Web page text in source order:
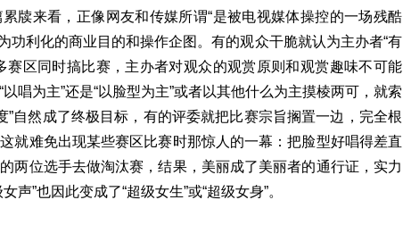
牍来看，正像网友和传媒所谓“是被电视媒体操控的一场残酷
功利化的商业目的和操作企图。有的观众干脆就认为主办者“有
赛区同时搞比赛，主办者对观众的观赏原则和观赏趣味不可能
唱为主”还是“以脸型为主”或者以其他什么为主摸棱两可，就索
”自然成了终极目标，有的评委就把比赛宗旨搁置一边，完全根
就难免出现某些赛区比赛时那惊人的一幕：把脸型好唱得差直
两位选手去做淘汰赛，结果，美丽成了美丽者的通行证，实力
声”也因此变成了“超级女生”或“超级女身”。